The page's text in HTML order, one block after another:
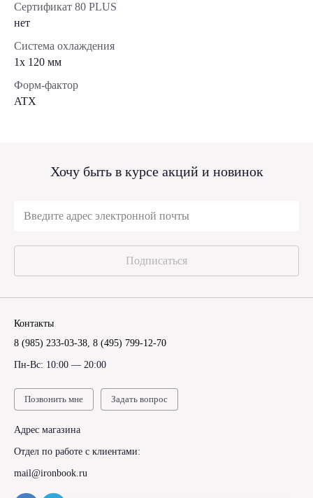
Сертификат 80 PLUS
нет
Система охлаждения
1x 120 мм
Форм-фактор
ATX
Хочу быть в курсе акций и новинок
Подписаться
Контакты
8 (985) 233-03-38, 8 (495) 799-12-70
Пн-Вс: 10:00 — 20:00
Позвонить мне Задать вопрос
Адрес магазина
Отдел по работе с клиентами:
mail@ironbook.ru